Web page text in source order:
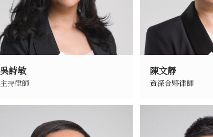
吳詩敏
主持律師
陳文靜
資深合夥律師